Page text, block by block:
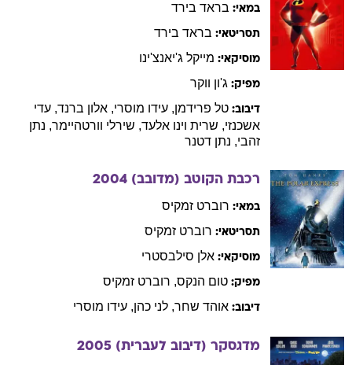
במאי: בראד בירד
תסריטאי: בראד בירד
מוסיקאי: מייקל ג'יאנצ'ינו
מפיק: ג'ון ווקר
דיבוב: טל פרידמן, עידו מוסרי, אלון ברנד, עדי
אשכנזי, שרית וינו אלעד, שירלי וורטהיימר, נתן
זהבי, נתן דטנר
רכבת הקוטב (מדובב) 2004
במאי: רוברט זמקיס
תסריטאי: רוברט זמקיס
מוסיקאי: אלן סילבסטרי
מפיק: טום הנקס, רוברט זמקיס
דיבוב: אוהד שחר, לני כהן, עידו מוסרי
מדגסקר (דיבוב לעברית) 2005